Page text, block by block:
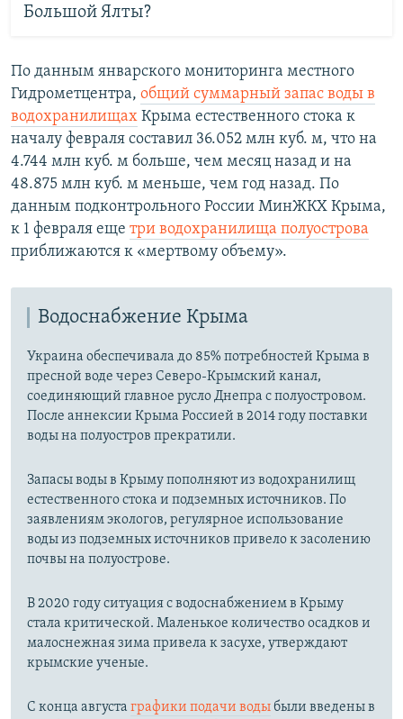
Большой Ялты?
По данным январского мониторинга местного
Гидрометцентра, общий суммарный запас воды в
водохранилищах Крыма естественного стока к
началу февраля составил 36.052 млн куб. м, что на
4.744 млн куб. м больше, чем месяц назад и на
48.875 млн куб. м меньше, чем год назад. По
данным подконтрольного России МинЖКХ Крыма,
к 1 февраля еще три водохранилища полуострова
приближаются к «мертвому объему».
Водоснабжение Крыма
Украина обеспечивала до 85% потребностей Крыма в
пресной воде через Северо-Крымский канал,
соединяющий главное русло Днепра с полуостровом.
После аннексии Крыма Россией в 2014 году поставки
воды на полуостров прекратили.
Запасы воды в Крыму пополняют из водохранилищ
естественного стока и подземных источников. По
заявлениям экологов, регулярное использование
воды из подземных источников привело к засолению
почвы на полуострове.
В 2020 году ситуация с водоснабжением в Крыму
стала критической. Маленькое количество осадков и
малоснежная зима привела к засухе, утверждают
крымские ученые.
С конца августа графики подачи водыбыли введены в